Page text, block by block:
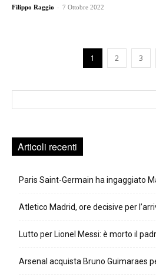
Filippo Raggio - 7 Ottobre 2022
1 2 3
Articoli recenti
Paris Saint-Germain ha ingaggiato
Atletico Madrid, ore decisive per
Lutto per Lionel Messi: è morto il
Arsenal acquista Bruno Guimaraes